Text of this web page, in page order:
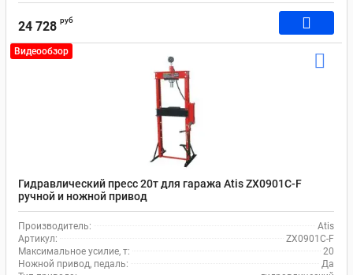
24 728 руб
Видеообзор
Гидравлический пресс 20т для гаража Atis ZX0901C-F
ручной и ножной привод
Производитель:
Atis
Артикул:
ZX0901C-F
Максимальное усилие, т:
20
Ножной привод, педаль:
Да